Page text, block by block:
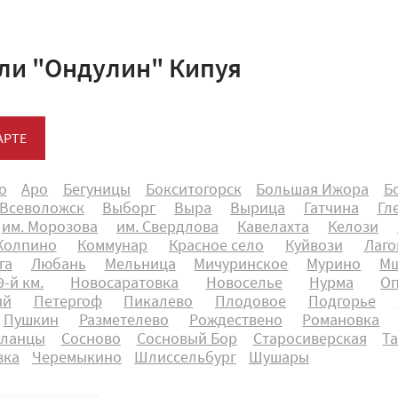
"Ондулин" Кипуя
Аро Бегуницы Бокситогорск Большая Ижора
Выборг Выра Вырица Гатчина
им. Морозова
им. Свердлова Кавелахта Келози
Коммунар Красное село Куйвози
Любань Мельница Мичуринское Мурино
й км.
Новосаратовка Новоселье Нурма
Петергоф Пикалево Плодовое Подгорье
Пушкин
Разметелево Рождествено
Романовка
Сосново Сосновый Бор Старосиверская
Черемыкино Шлиссельбург Шушары